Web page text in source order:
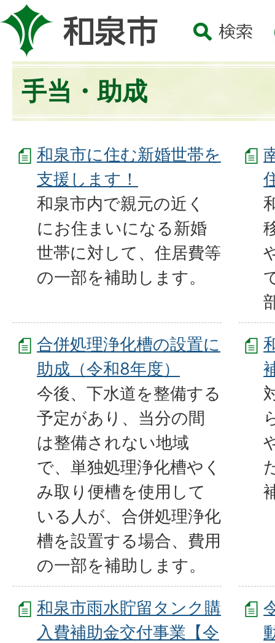
手当・助成
和泉市に住む新婚世帯を
支援します！
和泉市内で親元の近く
にお住まいになる新婚
世帯に対して、住居費等
の一部を補助します。
合併処理浄化槽の設置に
助成（令和8年度）
今後、下水道を整備する
予定があり、当分の間
は整備されない地域
で、単独処理浄化槽やく
み取り便槽を使用して
いる人が、合併処理浄化
槽を設置する場合、費用
の一部を補助します。
和泉市雨水貯留タンク購
入費補助金交付事業【令